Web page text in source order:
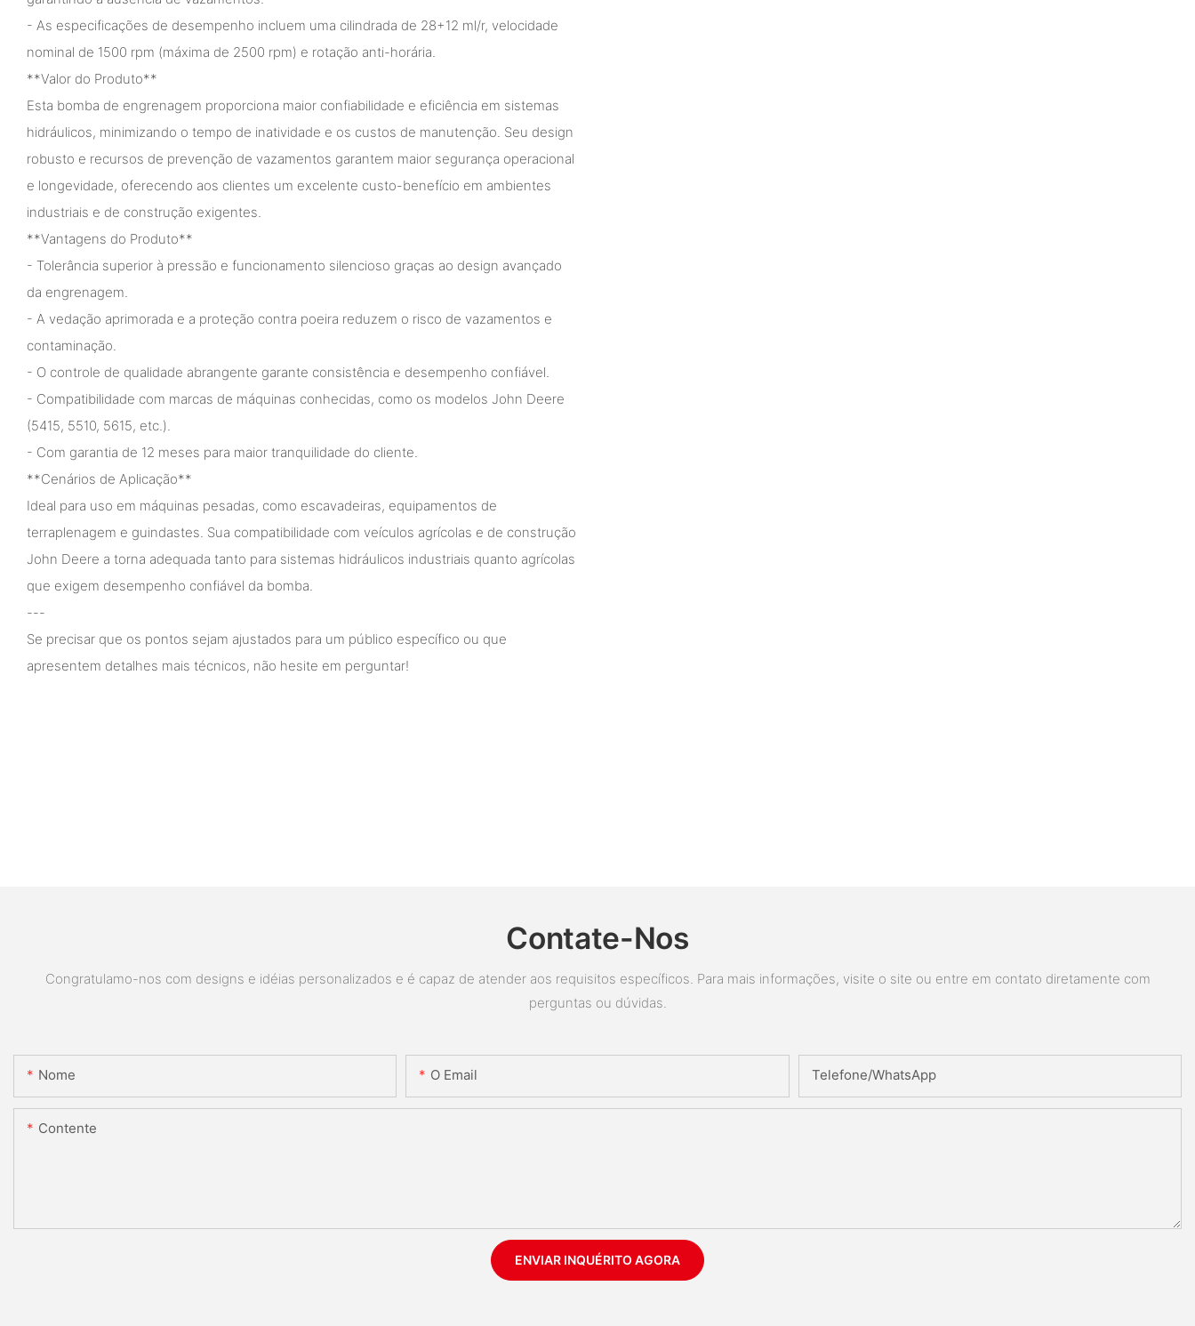
- As especificações de desempenho incluem uma cilindrada de 28+12 ml/r, velocidade
nominal de 1500 rpm (máxima de 2500 rpm) e rotação anti-horária.
**Valor do Produto**
Esta bomba de engrenagem proporciona maior confiabilidade e eficiência em sistemas
hidráulicos, minimizando o tempo de inatividade e os custos de manutenção. Seu design
robusto e recursos de prevenção de vazamentos garantem maior segurança operacional
e longevidade, oferecendo aos clientes um excelente custo-benefício em ambientes
industriais e de construção exigentes.
**Vantagens do Produto**
- Tolerância superior à pressão e funcionamento silencioso graças ao design avançado
da engrenagem.
- A vedação aprimorada e a proteção contra poeira reduzem o risco de vazamentos e
contaminação.
- O controle de qualidade abrangente garante consistência e desempenho confiável.
- Compatibilidade com marcas de máquinas conhecidas, como os modelos John Deere
(5415, 5510, 5615, etc.).
- Com garantia de 12 meses para maior tranquilidade do cliente.
**Cenários de Aplicação**
Ideal para uso em máquinas pesadas, como escavadeiras, equipamentos de
terraplenagem e guindastes. Sua compatibilidade com veículos agrícolas e de construção
John Deere a torna adequada tanto para sistemas hidráulicos industriais quanto agrícolas
que exigem desempenho confiável da bomba.
---
Se precisar que os pontos sejam ajustados para um público específico ou que
apresentem detalhes mais técnicos, não hesite em perguntar!
Contate-Nos
Congratulamo-nos com designs e idéias personalizados e é capaz de atender aos requisitos específicos. Para mais informações, visite o site ou entre em contato diretamente com
perguntas ou dúvidas.
Nome O Email Telefone/whatsApp
Contente
ENVIAR INQUÉRITO AGORA